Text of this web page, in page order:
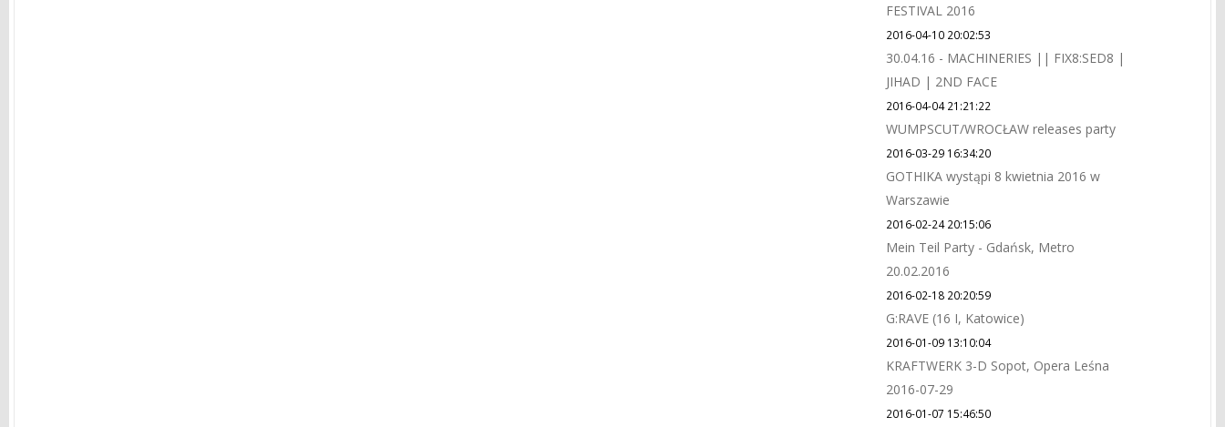
FESTIVAL 2016
2016-04-10 20:02:53
30.04.16 - MACHINERIES || FIX8:SED8 |
JIHAD | 2ND FACE
2016-04-04 21:21:22
WUMPSCUT/WROCŁAW releases party
2016-03-29 16:34:20
GOTHIKA wystąpi 8 kwietnia 2016 w
Warszawie
2016-02-24 20:15:06
Mein Teil Party - Gdańsk, Metro
20.02.2016
2016-02-18 20:20:59
G:RAVE (16 I, Katowice)
2016-01-09 13:10:04
KRAFTWERK 3-D Sopot, Opera Leśna
2016-07-29
2016-01-07 15:46:50